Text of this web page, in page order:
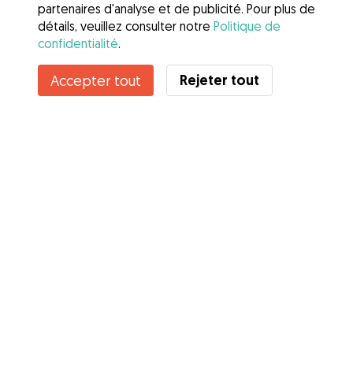
partenaires d'analyse et de publicité. Pour plus de
détails, veuillez consulter notre Politique de
confidentialité.
Accepter tout Rejeter tout